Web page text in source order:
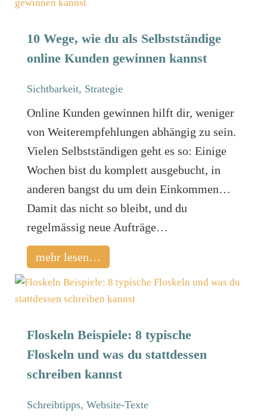
10 Wege, wie du als Selbstständige
online Kunden gewinnen kannst
Sichtbarkeit, Strategie
Online Kunden gewinnen hilft dir, weniger
von Weiterempfehlungen abhängig zu sein.
Vielen Selbstständigen geht es so: Einige
Wochen bist du komplett ausgebucht, in
anderen bangst du um dein Einkommen…
Damit das nicht so bleibt, und du
regelmässig neue Aufträge…
mehr lesen…
Floskeln Beispiele: 8 typische
Floskeln und was du stattdessen
schreiben kannst
Schreibtipps, Website-Texte